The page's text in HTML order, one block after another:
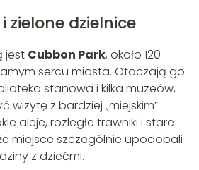
zielone dzielnice
jest Cubbon Park, około 120-
sercu miasta. Otaczają go
stanowa i kilka muzeów,
wizytę z bardziej „miejskim”
aleje, rozległe trawniki i stare
miejsce szczególnie upodobali
z dziećmi.